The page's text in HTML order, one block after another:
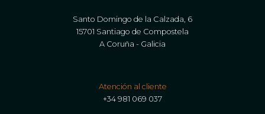
Santo Domingo de la Calzada, 6
15701 Santiago de Compostela
A Coruña - Galicia
Atención al cliente
+34 981 069 037